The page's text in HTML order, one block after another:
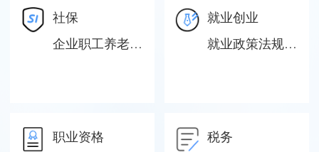
社保
企业职工养老保险灵活就业人员参保
就业创业
就业政策法规咨询
职业资格
税务